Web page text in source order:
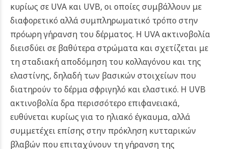
κυρίως σε UVA και UVB, οι οποίες συμβάλλουν με
διαφορετικό αλλά συμπληρωματικό τρόπο στην
πρόωρη γήρανση του δέρματος. Η UVA ακτινοβολία
διεισδύει σε βαθύτερα στρώματα και σχετίζεται με
τη σταδιακή αποδόμηση του κολλαγόνου και της
ελαστίνης, δηλαδή των βασικών στοιχείων που
διατηρούν το δέρμα σφριγηλό και ελαστικό. Η UVB
ακτινοβολία δρα περισσότερο επιφανειακά,
ευθύνεται κυρίως για το ηλιακό έγκαυμα, αλλά
συμμετέχει επίσης στην πρόκληση κυτταρικών
βλαβών που επιταχύνουν τη γήρανση της